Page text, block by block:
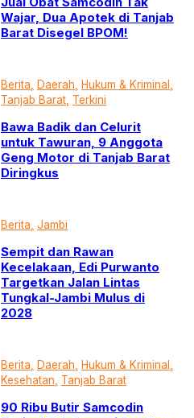
Wajar, Dua Apotek di Tanjab
Barat Disegel BPOM!
Berita Daerah Hukum & Kriminal
Tanjab Barat Terkini
Bawa Badik dan Celurit
untuk Tawuran, 9 Anggota
Geng Motor di Tanjab Barat
Diringkus
Berita Jambi
Sempit dan Rawan
Kecelakaan, Edi Purwanto
Targetkan Jalan Lintas
Tungkal-Jambi Mulus di
2028
Berita Daerah Hukum & Kriminal
Kesehatan
Tanjab Barat
90 Ribu Butir Samcodin